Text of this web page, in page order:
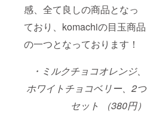
感、全て良しの商品となっ
ており、komachiの目玉商品
の一つとなっております！
・ミルクチョコオレンジ、
ホワイトチョコベリー、2つ
セット （380円）